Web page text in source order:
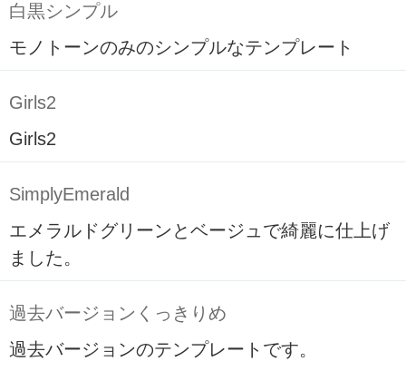
白黒シンプル
モノトーンのみのシンプルなテンプレート
Girls2
Girls2
SimplyEmerald
エメラルドグリーンとベージュで綺麗に仕上げ
ました。
過去バージョンくっきりめ
過去バージョンのテンプレートです。